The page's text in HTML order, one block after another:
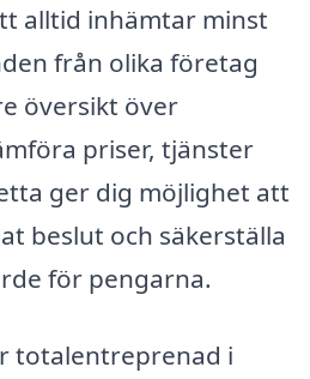
alltid inhämtar minst
från olika företag
översikt över
priser, tjänster
ger dig möjlighet att
beslut och säkerställa
för pengarna.
totalentreprenad i